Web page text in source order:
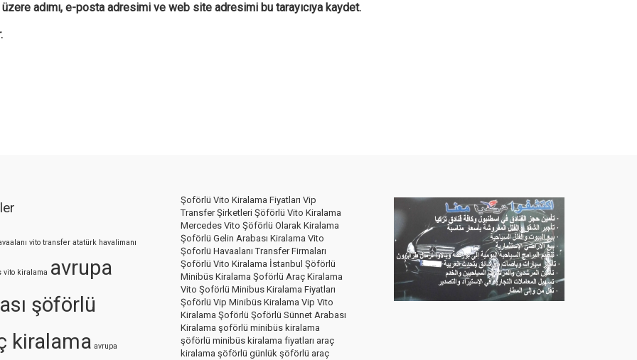
adımı, e-posta adresimi ve web site adresimi bu tarayıcıya kaydet.
vito transfer atatürk havalimanı
vito kiralama avrupa
şöförlü
kiralama avrupa
Şoförlü Vito Kiralama Fiyatları Vip
Transfer Şirketleri Şöförlü Vito Kiralama
Mercedes Vito Şöförlü Olarak Kiralama
Şoförlü Gelin Arabası Kiralama Vito
Şoforlü Havaalanı Transfer Firmaları
Şoförlü Vito Kiralama İstanbul Şöförlü
Minibüs Kiralama Şoförlü Araç Kiralama
Vito Şoförlü Minibus Kiralama Fiyatları
Şoförlü Vip Minibüs Kiralama Vip Vito
Kiralama Şoförlü Şoförlü Sünnet Arabası
Kiralama şoförlü minibüs kiralama
şöförlü minibüs kiralama fiyatları araç
kiralama şöförlü günlük şöförlü araç